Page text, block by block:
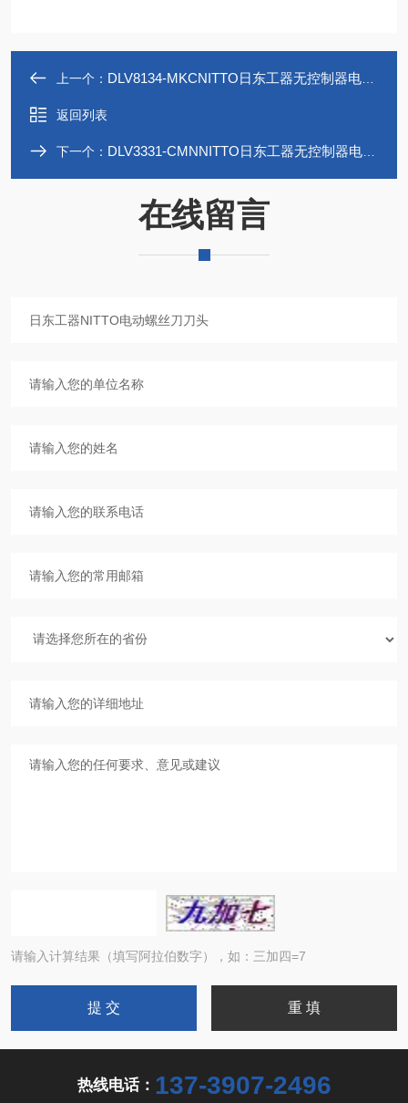
上一个： DLV8134-MKCNITTO日东工器无控制器电动螺丝刀
返回列表
下一个： DLV3331-CMNNITTO日东工器无控制器电动螺丝刀
在线留言
请输入计算结果（填写阿拉伯数字），如：三加四=7
热线电话： 137-3907-2496